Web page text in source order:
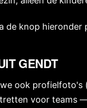
de knop hieronder
GENDT
ook profielfoto's
voor teams